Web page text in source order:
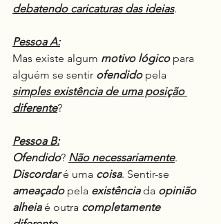
debatendo caricaturas das ideias.
Pessoa A:
Mas existe algum motivo lógico para
alguém se sentir ofendido pela
simples existência de uma posição
diferente?
Pessoa B:
Ofendido? Não necessariamente.
Discordar é uma coisa. Sentir-se
ameaçado pela existência da opinião
alheia é outra completamente